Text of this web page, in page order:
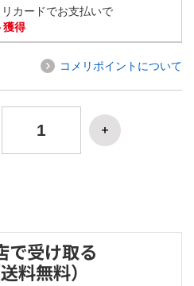
カードでお支払いで
獲得
コメリポイントについて
で受け取る
送料無料）